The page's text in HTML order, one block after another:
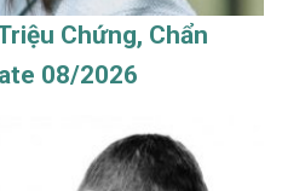
Chứng, Chẩn
08/2026